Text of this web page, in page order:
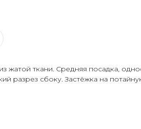
жатой ткани. Средняя посадка,
разрез сбоку. Застёжка на